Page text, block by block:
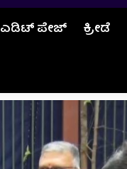
ಎಡಿಟ್‌ ಪೇಜ್‌ ಕ್ರೀಡೆ